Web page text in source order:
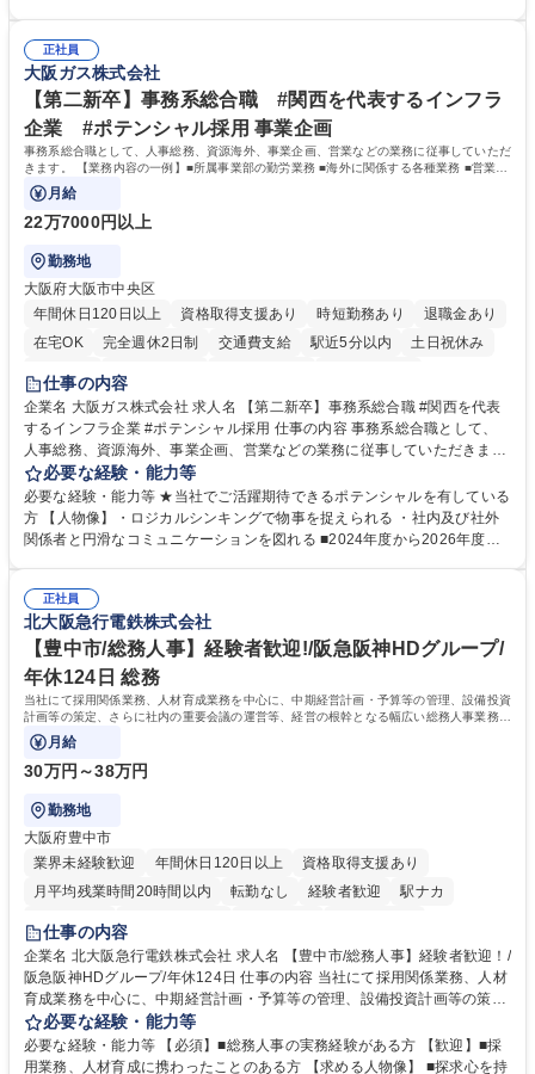
るので安心して入行いただけます。 幅広いキャリアの選択肢があり、公募
や社内副業等を活用し、 一人ひとりが挑戦できるカルチャーが浸透してい
ます。 学歴・資格 学歴：大学院 大学 高専 短大 専修学校 高校 語学力：
資格：
正社員
大阪ガス株式会社
【第二新卒】事務系総合職 #関西を代表するインフラ
企業 #ポテンシャル採用 事業企画
事務系総合職として、人事総務、資源海外、事業企画、営業などの業務に従事していただ
きます。 【業務内容の一例】■所属事業部の勤労業務 ■海外に関係する各種業務 ■営業部
門の企画スタッフ、ルート営業
月給
22万7000円以上
勤務地
大阪府大阪市中央区
年間休日120日以上
資格取得支援あり 時短勤務あり
退職金あり
在宅OK
完全週休2日制 交通費支給 駅近5分以内
土日祝休み
服装自由
第二新卒歓迎
仕事の内容
企業名 大阪ガス株式会社 求人名 【第二新卒】事務系総合職 #関西を代表
するインフラ企業 #ポテンシャル採用 仕事の内容 事務系総合職として、
人事総務、資源海外、事業企画、営業などの業務に従事していただきま
す。 【業務内容の一例】■所属事業部の勤労業務 ■海外に関係する各種業
務 ■営業部門の企画スタッフ、ルート営業 【キャリアパス】入社後の配属
ポジションで一定期間ご活躍頂いた後、本人の適性及び将来のキャリアを
鑑みてジョブローテーションを行います。 【育成】OJTでの現場育成や研
表するインフラ企業 #ポテンシャル採用
必要な経験・能力等
必要な経験・能力等 ★当社でご活躍期待できるポテンシャルを有している
方 【人物像】・ロジカルシンキングで物事を捉えられる ・社内及び社外
関係者と円滑なコミュニケーションを図れる ■2024年度から2026年度ま
72.html ■エネルギーセキュリティの不安定化や気候変動による自然災害の
甚大化など、これまで以上に社会課題解決の重要性が高まっています。
「未来の日常」の創造に向けて持続可能な社会の実現に貢献してまいりま
す。 学歴・資格 学歴：大学院 大学 語学力： 資格：
正社員
北大阪急行電鉄株式会社
【豊中市/総務人事】経験者歓迎!/阪急阪神HDグループ/
年休124日 総務
当社にて採用関係業務、人材育成業務を中心に、中期経営計画・予算等の管理、設備投資
計画等の策定、さらに社内の重要会議の運営等、経営の根幹となる幅広い総務人事業務全
般を担当していただきます。
月給
30万円～38万円
勤務地
大阪府豊中市
業界未経験歓迎
年間休日120日以上
資格取得支援あり
月平均残業時間20時間以内
転勤なし 経験者歓迎
駅ナカ
退職金あり
土日祝休み
服装自由 昼食補助あり 食事補助あり
仕事の内容
企業名 北大阪急行電鉄株式会社 求人名 【豊中市/総務人事】経験者歓迎！/
阪急阪神HDグループ/年休124日 仕事の内容 当社にて採用関係業務、人材
育成業務を中心に、中期経営計画・予算等の管理、設備投資計画等の策
定、さらに社内の重要会議の運営等、経営の根幹となる幅広い総務人事業
務全般を担当していただきます。 【主な業務内容】 ■採用関係業務および
人材育成(社員研修)業務の推進 ■中期経営計画および予算等の管理 ■設備
必要な経験・能力等
必要な経験・能力等 【必須】■総務人事の実務経験がある方 【歓迎】■採
用業務、人材育成に携わったことのある方 【求める人物像】 ■探求心を持